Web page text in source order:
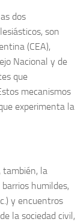
dos
son
(CEA),
Nacional y de
que
mecanismos
experimenta la
también, la
humildes,
y encuentros
la sociedad civil,